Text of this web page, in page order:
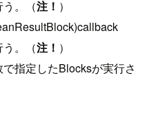
。（注！ ）
。（注！ ）
指定したBlocksが実行さ